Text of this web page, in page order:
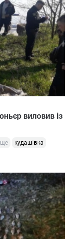
виловив із
кудашівка